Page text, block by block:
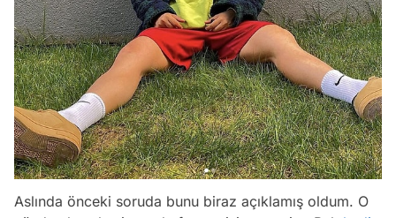
Aslında önceki soruda bunu biraz açıklamış oldum. O